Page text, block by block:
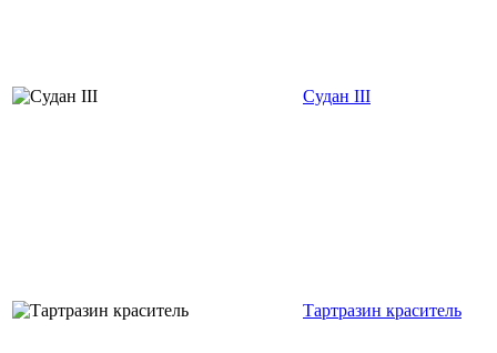
Судан III
Тартразин краситель